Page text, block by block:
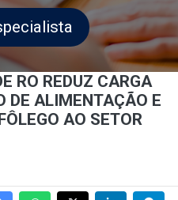
RO REDUZ CARGA
DE ALIMENTAÇÃO E
AO SETOR